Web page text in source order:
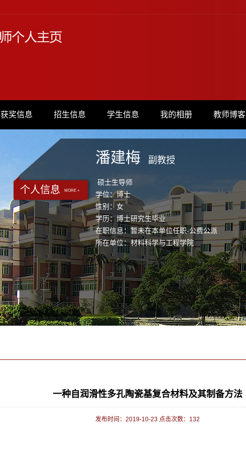
获奖信息 招生信息 学生信息 我的相册 教师博客
个人信息 MORE +
潘建梅 副教授
硕士生导师
学位：博士
性别：女
学历：博士研究生毕业
在职信息：暂未在本单位任职-公费公派
所在单位：材料科学与工程学院
一种自润滑性多孔陶瓷基复合材料及其制备方法
发布时间：2019-10-23 点击次数： 132